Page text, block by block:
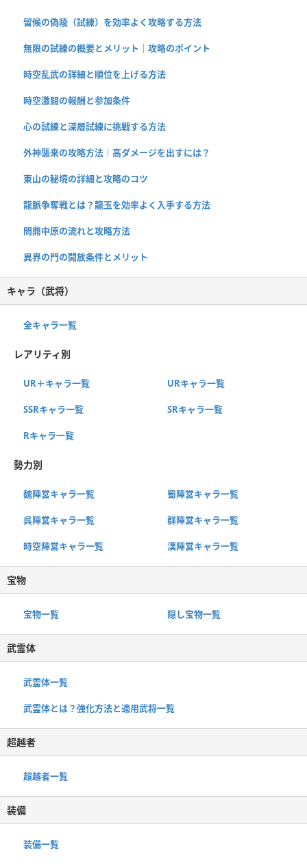
留候の偽陵（試練）を効率よく攻略する方法
無限の試練の概要とメリット｜攻略のポイント
時空乱武の詳細と順位を上げる方法
時空激闘の報酬と参加条件
心の試練と深層試練に挑戦する方法
外神襲来の攻略方法｜高ダメージを出すには？
東山の秘境の詳細と攻略のコツ
龍脈争奪戦とは？龍玉を効率よく入手する方法
問鼎中原の流れと攻略方法
異界の門の開放条件とメリット
キャラ（武将）
全キャラ一覧
レアリティ別
UR＋キャラ一覧 URキャラ一覧
SSRキャラ一覧 SRキャラ一覧
Rキャラ一覧
勢力別
魏陣営キャラ一覧 蜀陣営キャラ一覧
呉陣営キャラ一覧 群陣営キャラ一覧
時空陣営キャラ一覧 漢陣営キャラ一覧
宝物
宝物一覧 隠し宝物一覧
武霊体
武霊体一覧
武霊体とは？強化方法と適用武将一覧
超越者
超越者一覧
装備
装備一覧